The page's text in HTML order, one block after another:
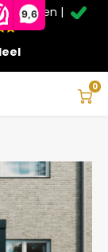
9,6
klanten |
0
en